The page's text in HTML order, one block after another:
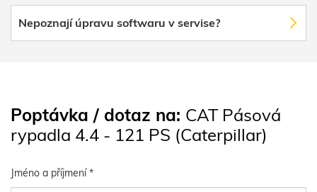
Nepoznají úpravu softwaru v servise?
Poptávka / dotaz na: CAT Pásová
rypadla 4.4 - 121 PS (Caterpillar)
Jméno a příjmení *